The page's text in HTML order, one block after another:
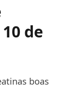
de
boas